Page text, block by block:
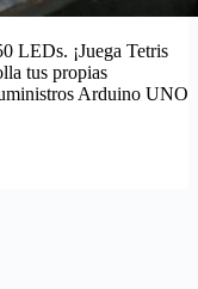
LEDs. ¡Juega Tetris
tus propias
Arduino UNO